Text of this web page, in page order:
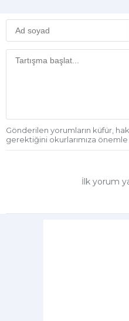
Gönderilen yorumların küfür,
gerektiğini okurlarımıza önemle
İlk yorum